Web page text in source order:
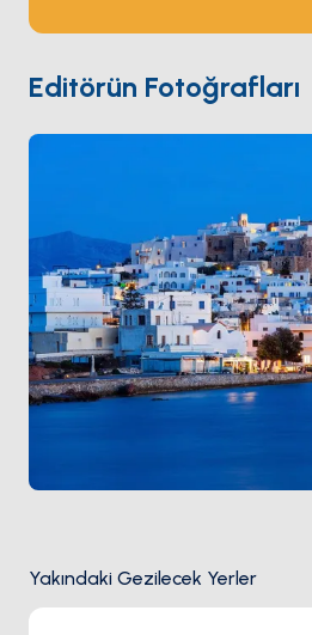
zeytinyağı, Naksos peyniri ve
barındırıyor. NaxosParos'tan 90
Santorini'den 3 saatlik yelken
Editörün Fotoğrafları
Yakındaki Gezilecek Yerler